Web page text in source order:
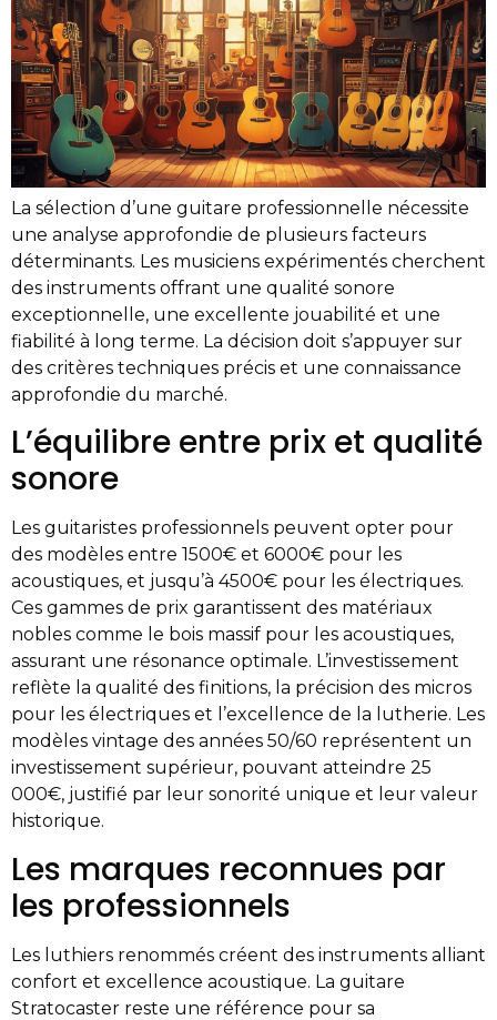
La sélection d’une guitare professionnelle nécessite
une analyse approfondie de plusieurs facteurs
déterminants. Les musiciens expérimentés cherchent
des instruments offrant une qualité sonore
exceptionnelle, une excellente jouabilité et une
fiabilité à long terme. La décision doit s’appuyer sur
des critères techniques précis et une connaissance
approfondie du marché.
L’équilibre entre prix et qualité
sonore
Les guitaristes professionnels peuvent opter pour
des modèles entre 1500€ et 6000€ pour les
acoustiques, et jusqu’à 4500€ pour les électriques.
Ces gammes de prix garantissent des matériaux
nobles comme le bois massif pour les acoustiques,
assurant une résonance optimale. L’investissement
reflète la qualité des finitions, la précision des micros
pour les électriques et l’excellence de la lutherie. Les
modèles vintage des années 50/60 représentent un
investissement supérieur, pouvant atteindre 25
000€, justifié par leur sonorité unique et leur valeur
historique.
Les marques reconnues par
les professionnels
Les luthiers renommés créent des instruments alliant
confort et excellence acoustique. La guitare
Stratocaster reste une référence pour sa